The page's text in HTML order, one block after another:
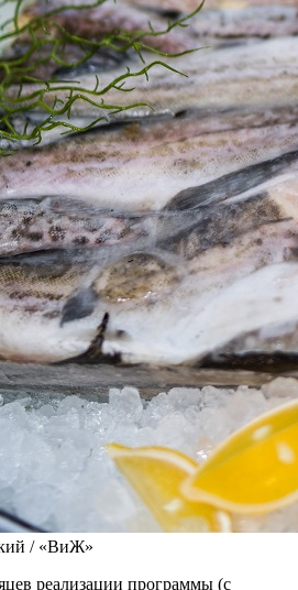
/ «ВиЖ»
реализации программы (с